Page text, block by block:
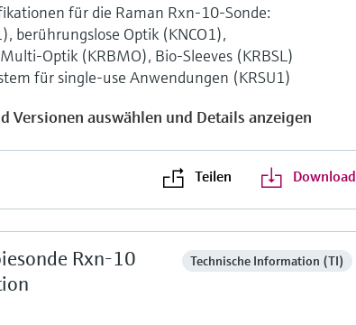
für die Raman Rxn-10-Sonde:
berührungslose Optik (KNCO1),
Optik (KRBMO), Bio-Sleeves (KRBSL)
für single-use Anwendungen (KRSU1)
Versionen auswählen und Details anzeigen
Teilen Download
Rxn-10
Technische Information (TI)